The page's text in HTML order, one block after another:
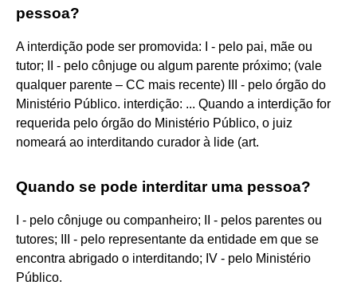
pessoa?
A interdição pode ser promovida: I - pelo pai, mãe ou
tutor; II - pelo cônjuge ou algum parente próximo; (vale
qualquer parente – CC mais recente) III - pelo órgão do
Ministério Público. interdição: ... Quando a interdição for
requerida pelo órgão do Ministério Público, o juiz
nomeará ao interditando curador à lide (art.
Quando se pode interditar uma pessoa?
I - pelo cônjuge ou companheiro; II - pelos parentes ou
tutores; III - pelo representante da entidade em que se
encontra abrigado o interditando; IV - pelo Ministério
Público.